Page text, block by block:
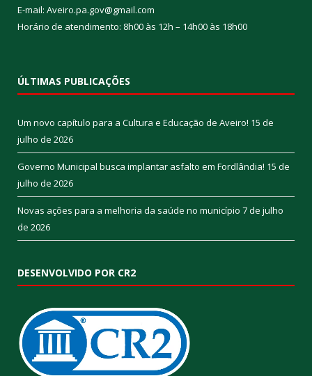
E-mail: Aveiro.pa.gov@gmail.com
Horário de atendimento: 8h00 às 12h – 14h00 às 18h00
ÚLTIMAS PUBLICAÇÕES
Um novo capítulo para a Cultura e Educação de Aveiro! 15 de
julho de 2026
Governo Municipal busca implantar asfalto em Fordlândia! 15 de
julho de 2026
Novas ações para a melhoria da saúde no município 7 de julho
de 2026
DESENVOLVIDO POR CR2